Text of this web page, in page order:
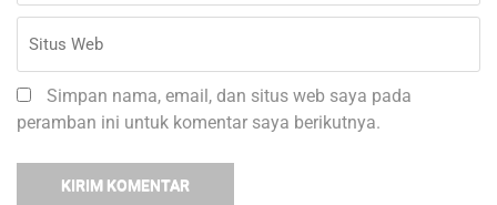
Simpan nama, email, dan situs web saya pada
peramban ini untuk komentar saya berikutnya.